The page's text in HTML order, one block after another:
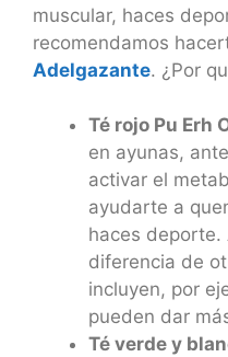
muscular, haces
recomendamos
Adelgazante. ¿Por
Té rojo Pu Erh
en ayunas,
activar el
ayudarte a
haces deporte.
diferencia de
incluyen, por
pueden dar
Té verde y